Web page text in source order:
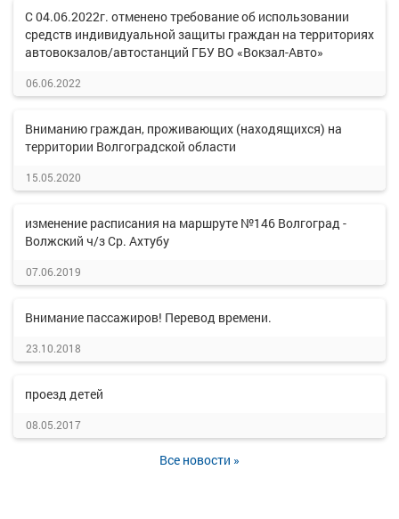
С 04.06.2022г. отменено требование об использовании
средств индивидуальной защиты граждан на территориях
автовокзалов/автостанций ГБУ ВО «Вокзал-Авто»
06.06.2022
Вниманию граждан, проживающих (находящихся) на
территории Волгоградской области
15.05.2020
изменение расписания на маршруте №146 Волгоград -
Волжский ч/з Ср. Ахтубу
07.06.2019
Внимание пассажиров! Перевод времени.
23.10.2018
проезд детей
08.05.2017
Все новости »